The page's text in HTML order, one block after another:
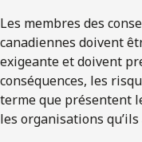
Les membres des
canadiennes doivent
exigeante et doivent
conséquences, les
terme que présentent
les organisations